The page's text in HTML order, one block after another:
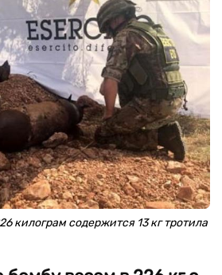
килограм содержится 13 кг тротила